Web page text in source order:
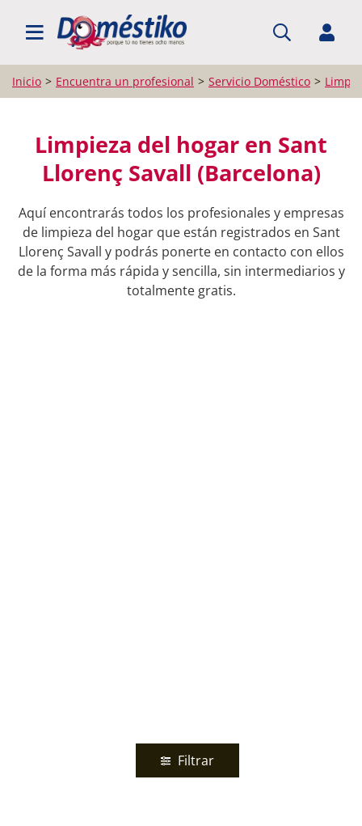
BUSCAR PROFESIONALES
Inicio Encuentra un profesional Servicio Doméstico
Limpieza del hogar en Sant
Llorenç Savall (Barcelona)
Aquí encontrarás todos los profesionales y empresas
de limpieza del hogar que están registrados en Sant
Llorenç Savall y podrás ponerte en contacto con ellos
de la forma más rápida y sencilla, sin intermediarios y
totalmente gratis.
Filtrar